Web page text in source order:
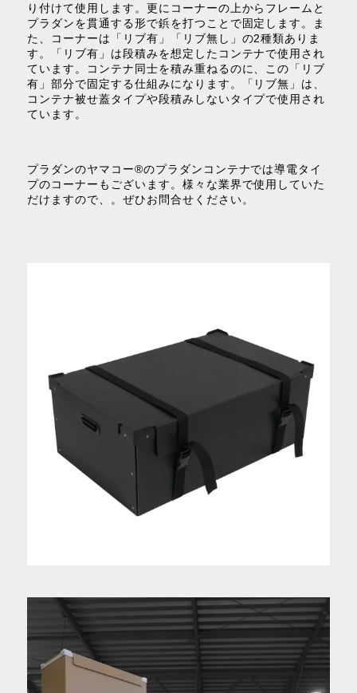
り付けて使用します。更にコーナーの上からフレームと
プラダンを貫通する形で鋲を打つことで固定します。ま
た、コーナーは「リブ有」「リブ無し」の2種類ありま
す。「リブ有」は段積みを想定したコンテナで使用され
ています。コンテナ同士を積み重ねるのに、この「リブ
有」部分で固定する仕組みになります。「リブ無」は、
コンテナ被せ蓋タイプや段積みしないタイプで使用され
ています。
プラダンのヤマコー®のプラダンコンテナでは導電タイ
プのコーナーもございます。様々な業界で使用していた
だけますので、。ぜひお問合せください。